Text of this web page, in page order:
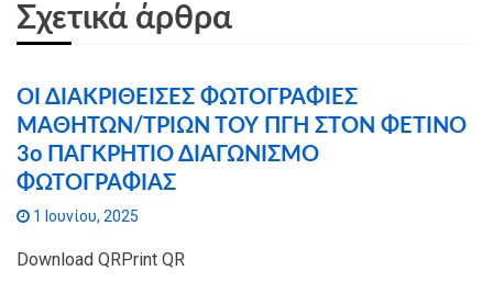
Σχετικά άρθρα
ΟΙ ΔΙΑΚΡΙΘΕΙΣΕΣ ΦΩΤΟΓΡΑΦΙΕΣ
ΜΑΘΗΤΩΝ/ΤΡΙΩΝ ΤΟΥ ΠΓΗ ΣΤΟΝ ΦΕΤΙΝΟ
3ο ΠΑΓΚΡΗΤΙΟ ΔΙΑΓΩΝΙΣΜΟ
ΦΩΤΟΓΡΑΦΙΑΣ
1 Ιουνίου, 2025
Download QRPrint QR